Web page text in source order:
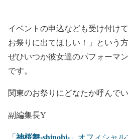
イベントの申込なども受け付け
お祭りに出てほしい！」という
ぜひいつか彼女達のパフォーマ
です。
関東のお祭りにどなたか呼んで
副編集長Y
「 」オフィシャ